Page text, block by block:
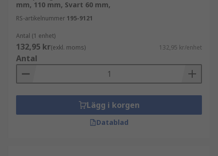
mm, 110 mm, Svart 60 mm,
RS-artikelnummer 195-9121
Antal (1 enhet)
132,95 kr(exkl. moms) 132,95 kr/enhet
Antal
Lägg i korgen
Datablad